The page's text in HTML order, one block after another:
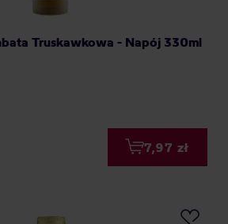
Truskawkowa - Napój 330ml
7,97 zł